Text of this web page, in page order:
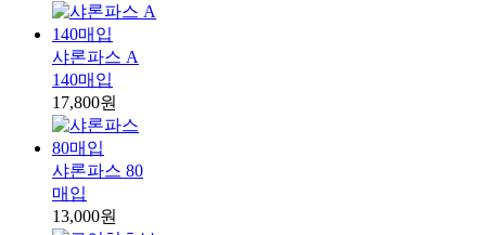
샤론파스 A
140매입
17,800원
샤론파스 80
매입
13,000원